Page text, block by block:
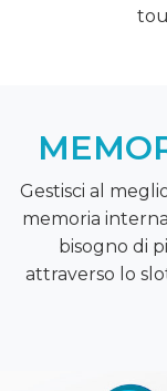
Gestisci al
memoria
bisogno di
attraverso lo